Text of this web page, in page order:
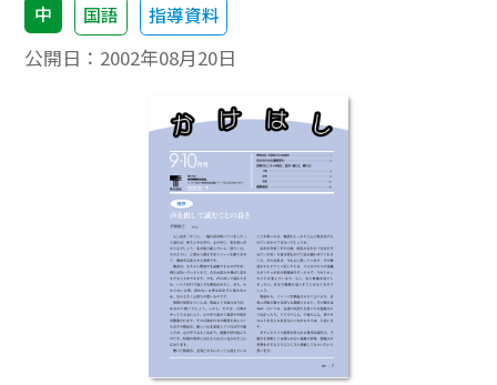
中 国語 指導資料
公開日： 2002年08月20日